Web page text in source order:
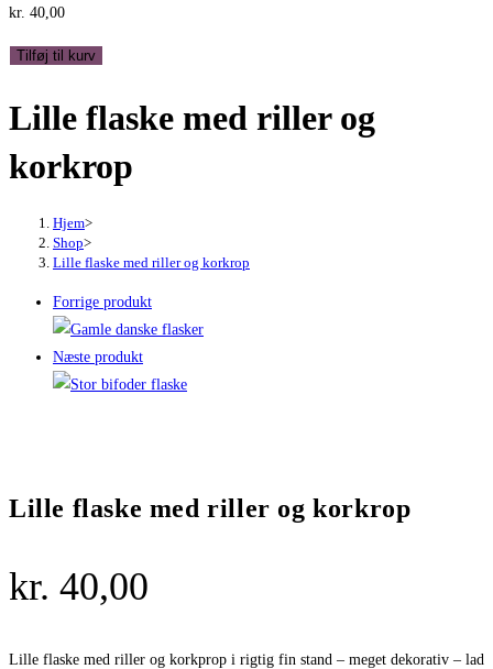
kr. 40,00
Lille
med
og
Tilføj til kurv
Lille flaske med riller og
korkrop
Hjem>
Shop>
Lille flaske med riller og korkrop
Forrige produkt
Næste produkt
Lille flaske med riller og korkrop
kr. 40,00
Lille flaske med riller og korkprop i rigtig fin stand – meget dekorativ – lad